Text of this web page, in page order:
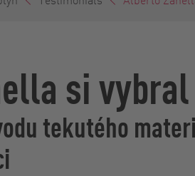
si
tekutého